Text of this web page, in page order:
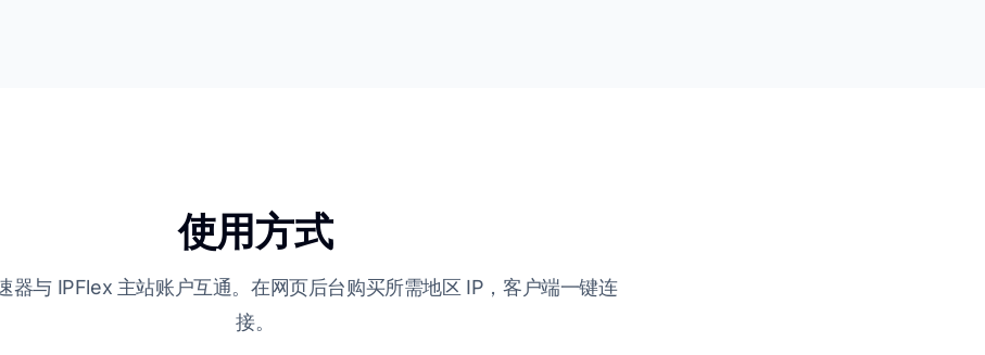
使用方式
器与 IPFlex 主站账户互通。在网页后台购买所需地区 IP，客户端一键连
接。